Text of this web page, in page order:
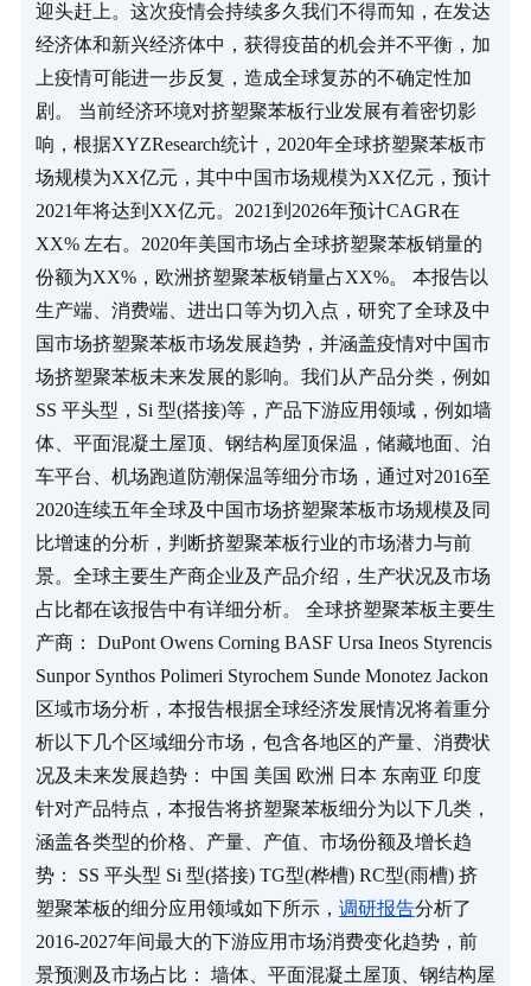
迎头赶上。这次疫情会持续多久我们不得而知，在发达
经济体和新兴经济体中，获得疫苗的机会并不平衡，加
上疫情可能进一步反复，造成全球复苏的不确定性加
剧。 当前经济环境对挤塑聚苯板行业发展有着密切影
响，根据XYZResearch统计，2020年全球挤塑聚苯板市
场规模为XX亿元，其中中国市场规模为XX亿元，预计
2021年将达到XX亿元。2021到2026年预计CAGR在
XX% 左右。2020年美国市场占全球挤塑聚苯板销量的
份额为XX%，欧洲挤塑聚苯板销量占XX%。 本报告以
生产端、消费端、进出口等为切入点，研究了全球及中
国市场挤塑聚苯板市场发展趋势，并涵盖疫情对中国市
场挤塑聚苯板未来发展的影响。我们从产品分类，例如
SS 平头型，Si 型(搭接)等，产品下游应用领域，例如墙
体、平面混凝土屋顶、钢结构屋顶保温，储藏地面、泊
车平台、机场跑道防潮保温等细分市场，通过对2016至
2020连续五年全球及中国市场挤塑聚苯板市场规模及同
比增速的分析，判断挤塑聚苯板行业的市场潜力与前
景。全球主要生产商企业及产品介绍，生产状况及市场
占比都在该报告中有详细分析。 全球挤塑聚苯板主要生
产商： DuPont Owens Corning BASF Ursa Ineos Styrencis
Sunpor Synthos Polimeri Styrochem Sunde Monotez Jackon
区域市场分析，本报告根据全球经济发展情况将着重分
析以下几个区域细分市场，包含各地区的产量、消费状
况及未来发展趋势： 中国 美国 欧洲 日本 东南亚 印度
针对产品特点，本报告将挤塑聚苯板细分为以下几类，
涵盖各类型的价格、产量、产值、市场份额及增长趋
势： SS 平头型 Si 型(搭接) TG型(桦槽) RC型(雨槽) 挤
塑聚苯板的细分应用领域如下所示， 调研报告分析了
2016-2027年间最大的下游应用市场消费变化趋势，前
景预测及市场占比： 墙体、平面混凝土屋顶、钢结构屋